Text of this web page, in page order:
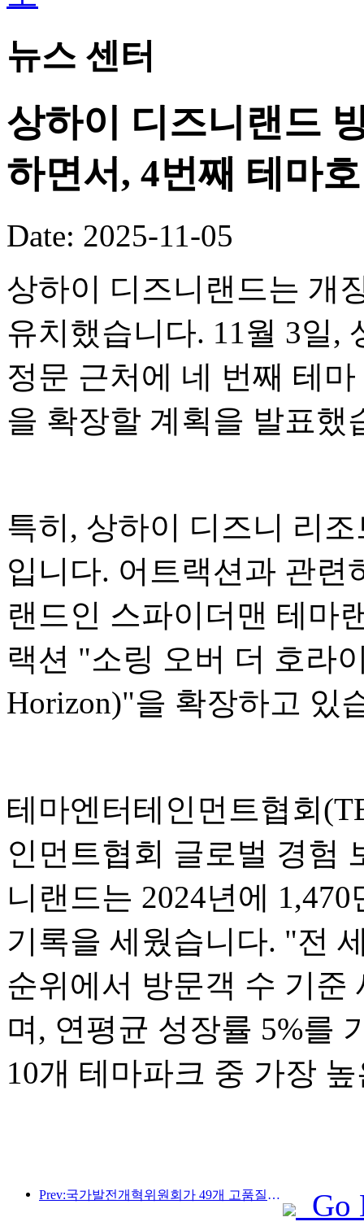
뉴스 센터
상하이 디즈니랜드
하면서, 4번째 테마
Date: 2025-11-05
상하이 디즈니랜드는 개
유치했습니다. 11월 3일,
정문 근처에 네 번째 테
을 확장할 계획을 발표했
특히, 상하이 디즈니 리
입니다. 어트랙션과 관련
랜드인 스파이더맨 테마
랙션 "소링 오버 더 호라
Horizon)"을 확장하고 있
테마엔터테인먼트협회
인먼트협회 글로벌 경험
니랜드는 2024년에
기록을 세웠습니다. "전
순위에서 방문객 수 기준
며, 연평균 성장률 5%를
10개 테마파크 중 가장
Prev:국가발전개혁위원회가 49개 고품질 야외 스포츠 명소를 첫 번째로 공개했습니다. Go